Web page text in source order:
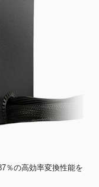
％の高効率変換性能を